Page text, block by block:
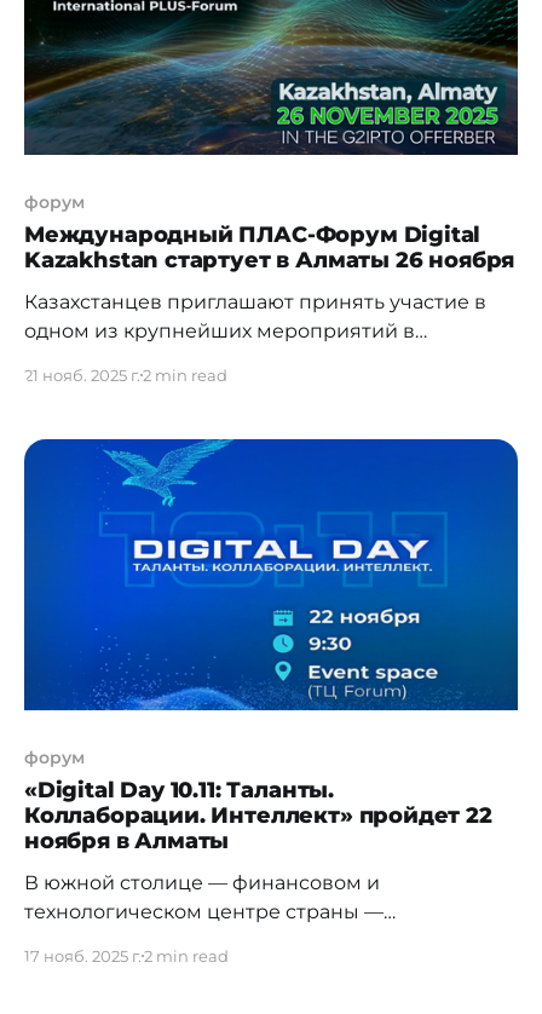
искусственного интеллекта в ключевые
отрасли и усиление роли регионов в
технологическом
форум
Международный ПЛАС-Форум Digital
Kazakhstan стартует в Алматы 26 ноября
Казахстанцев приглашают принять участие в
одном из крупнейших мероприятий в
Форуме Digital Kazakhstan, который пройдет 26
стратегических целей ПЛАС-Форума «Digital
Kazakhstan» — содействие развитию цифровой
экономики в Казахстане. В работе Форума
примут участие более 1500 делегатов —
представители регуляторов и
21 нояб. 2025 г.2 min read
форум
«Digital Day 10.11: Таланты.
Коллаборации. Интеллект» пройдет 22
ноября в Алматы
В южной столице — финансовом и
технологическом центре страны —
Qazaq IT Community традиционно отмечает
17 нояб. 2025 г.2 min read